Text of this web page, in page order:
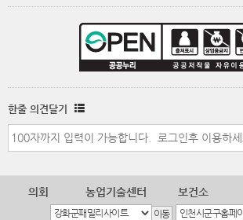
한줄 의견달기
의회 농업기술센터 보건소